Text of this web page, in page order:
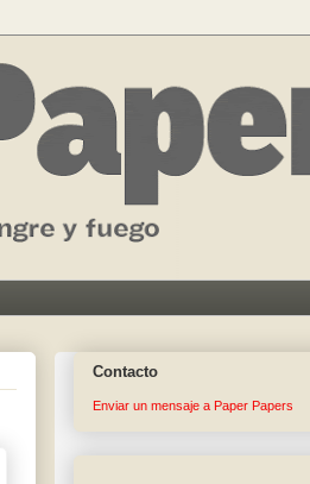
Contacto
Enviar un mensaje a Paper Papers